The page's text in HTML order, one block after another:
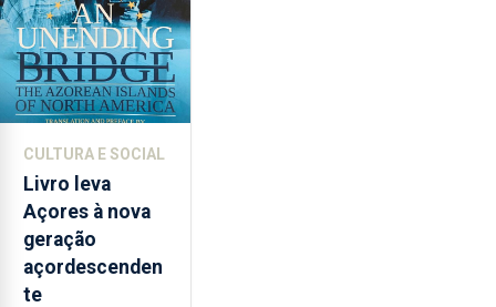
CULTURA E SOCIAL
Livro leva
Açores à nova
geração
açordescenden
te